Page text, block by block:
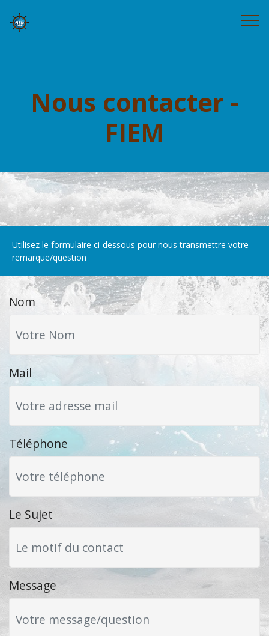
Nous contacter -
FIEM
Utilisez le formulaire ci-dessous pour nous transmettre votre
remarque/question
Nom
Mail
Téléphone
Le Sujet
Message